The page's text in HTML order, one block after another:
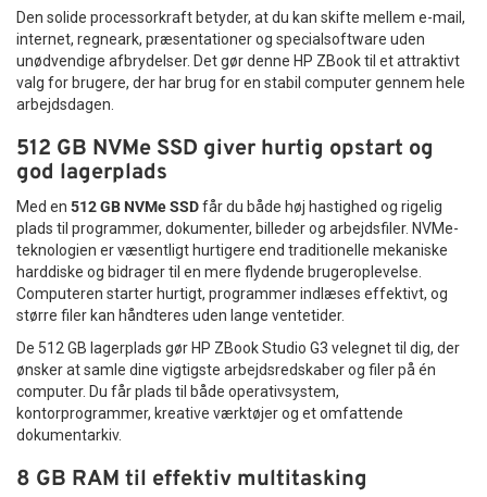
kabel og den solide konstruktion gør headsettet til en
pålidelig løsning både hjemme og på kontoret.
Det stilrene sorte design gør samtidig headsettet diskret og
professionelt, hvilket passer perfekt til både arbejds- og
fritidsbrug.
Fordele ved SOLID Stereo Headset HT-
HD212
Klar stereo lyd til musik, møder og gaming
Indbygget mikrofon til tydelig kommunikation
Komfortable ørepuder til lang tids brug
Lukket design der reducerer baggrundsstøj
Universelt 3,5 mm jackstik
Kompatibel med PC, mobil og tablet
Let og ergonomisk design
Holdbar konstruktion til daglig brug
Et prisvenligt headset med høj værdi
MedSOLID Stereo Headset med mikrofon HT-HD212
lydkvalitet til en attraktiv pris. Kombinationen af klar lyd,
Den solide processorkraft betyder, at du kan skifte mellem e-mail,
internet, regneark, præsentationer og specialsoftware uden
unødvendige afbrydelser. Det gør denne HP ZBook til et attraktivt
valg for brugere, der har brug for en stabil computer gennem hele
arbejdsdagen.
512 GB NVMe SSD giver hurtig opstart og
god lagerplads
Med en 512 GB NVMe SSDfår du både høj hastighed og rigelig
plads til programmer, dokumenter, billeder og arbejdsfiler. NVMe-
teknologien er væsentligt hurtigere end traditionelle mekaniske
harddiske og bidrager til en mere flydende brugeroplevelse.
Computeren starter hurtigt, programmer indlæses effektivt, og
større filer kan håndteres uden lange ventetider.
De 512 GB lagerplads gør HP ZBook Studio G3 velegnet til dig, der
ønsker at samle dine vigtigste arbejdsredskaber og filer på én
computer. Du får plads til både operativsystem,
kontorprogrammer, kreative værktøjer og et omfattende
dokumentarkiv.
8 GB RAM til effektiv multitasking